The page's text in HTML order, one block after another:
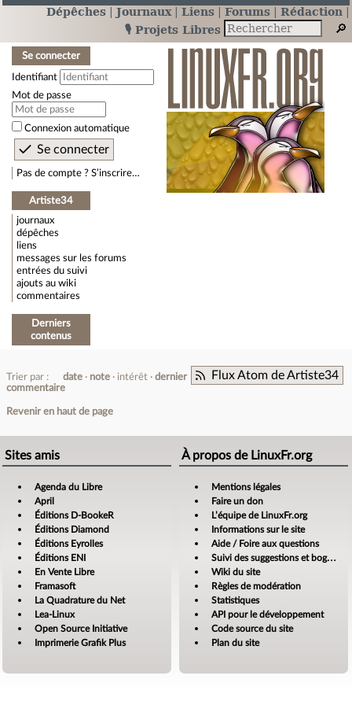
Dépêches Journaux Liens Forums
Rédaction
🎙️ Projets Libres
Se connecter
Identifiant
Mot de passe
Connexion automatique
Pas de compte ? S’inscrire…
Artiste34
journaux
dépêches
liens
messages sur les forums
entrées du suivi
ajouts au wiki
commentaires
Derniers
contenus
Flux Atom de Artiste34
Trier par : date note intérêt
dernier
commentaire
Revenir en haut de page
Sites amis
Agenda du Libre
April
Éditions D-BookeR
Éditions Diamond
Éditions Eyrolles
Éditions ENI
En Vente Libre
Framasoft
La Quadrature du Net
Lea-Linux
Open Source Initiative
Imprimerie Grafik Plus
À propos de LinuxFr.org
Mentions légales
Faire un don
L’équipe de LinuxFr.org
Informations sur le site
Aide / Foire aux questions
Suivi des suggestions et bogues
Wiki du site
Règles de modération
Statistiques
API pour le développement
Code source du site
Plan du site